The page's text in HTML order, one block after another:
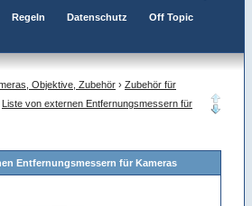
Regeln Datenschutz Off Topic
Objektive, Zubehör › Zubehör für
Liste von externen Entfernungsmessern für
Entfernungsmessern für Kameras